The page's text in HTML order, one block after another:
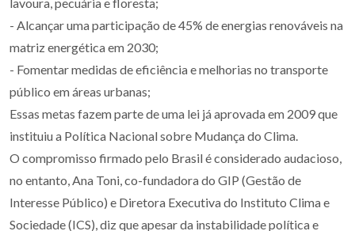
- Alcançar uma participação de 45% de energias renováveis na
matriz energética em 2030;
- Fomentar medidas de eficiência e melhorias no transporte
público em áreas urbanas;
Essas metas fazem parte de uma lei já aprovada em 2009 que
instituiu a Política Nacional sobre Mudança do Clima.
O compromisso firmado pelo Brasil é considerado audacioso,
no entanto, Ana Toni, co-fundadora do GIP (Gestão de
Interesse Público) e Diretora Executiva do Instituto Clima e
Sociedade (ICS), diz que apesar da instabilidade política e